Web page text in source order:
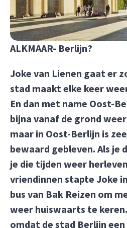
ALKMAAR- Berlijn?
Joke van Lienen gaat er
stad maakt elke keer
En dan met name Oost-
bijna vanaf de grond
maar in Oost-Berlijn is
bewaard gebleven. Als je
je die tijden weer
vriendinnen stapte Joke
bus van Bak Reizen om
weer huiswaarts te
omdat de stad Berlijn